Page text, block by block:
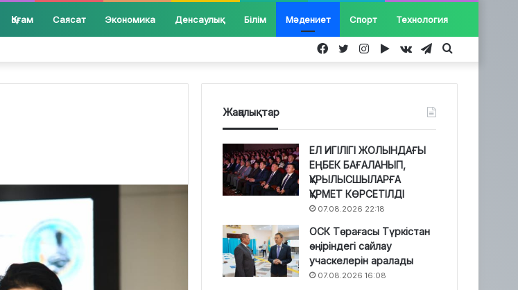
Қоғам Саясат Экономика Денсаулық Білім Мәдениет Спорт Технология
Іздеу...
Telegram
vk.com
Google
Instagram
Twitter
Facebook
Жаңалықтар
ЕЛ ИГІЛІГІ ЖОЛЫНДАҒЫ
ЕҢБЕК БАҒАЛАНЫП,
ҚҰРЫЛЫСШЫЛАРҒА
ҚҰРМЕТ КӨРСЕТІЛДІ
07.08.2026 22:18
ОСК Төрағасы Түркістан
өңіріндегі сайлау
учаскелерін аралады
07.08.2026 16:08